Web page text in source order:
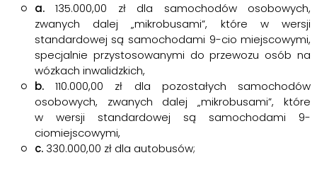
a.135.000,00 zł dla samochodów osobowych,
zwanych dalej „mikrobusami”, które w wersji
standardowej są samochodami 9-cio miejscowymi,
specjalnie przystosowanymi do przewozu osób na
wózkach inwalidzkich,
b.110.000,00 zł dla pozostałych samochodów
osobowych, zwanych dalej „mikrobusami”, które
w wersji standardowej są samochodami 9-
ciomiejscowymi,
c.330.000,00 zł dla autobusów;